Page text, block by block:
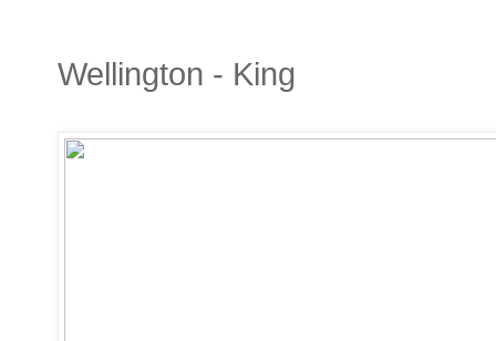
Wellington - King